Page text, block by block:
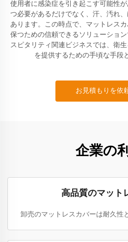
使用者に感染症を引き起こす可能性
つ必要があるだけでなく、汗、汚れ
あります。この時点で、マットレス
保つための信頼できるソリューショ
スピタリティ関連ビジネスでは、衛
を提供するための手頃な手段
お見積もりを依
企業の
高品質のマット
卸売のマットレスカバーは耐久性